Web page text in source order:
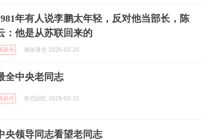
年有人说李鹏太年轻，反对他当部长，陈
：他是从苏联回来的
易号 海佑讲史 2026-02-20
全中央老同志
易号 年代回忆 2026-02-15
央领导同志看望老同志